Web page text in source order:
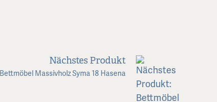
Nächstes Produkt
Bettmöbel Massivholz Syma 18 Hasena